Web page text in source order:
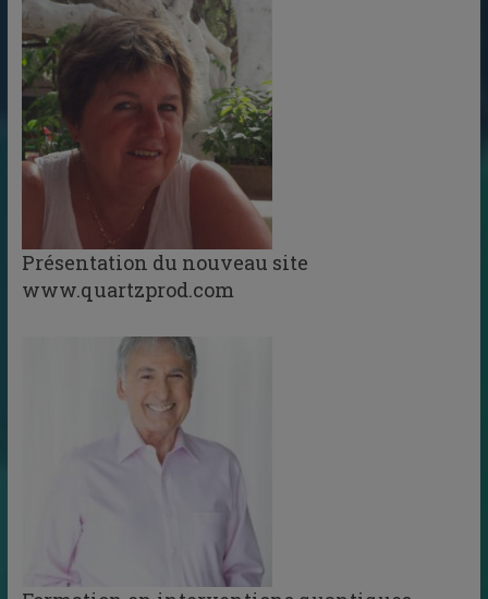
Présentation du nouveau site
www.quartzprod.com